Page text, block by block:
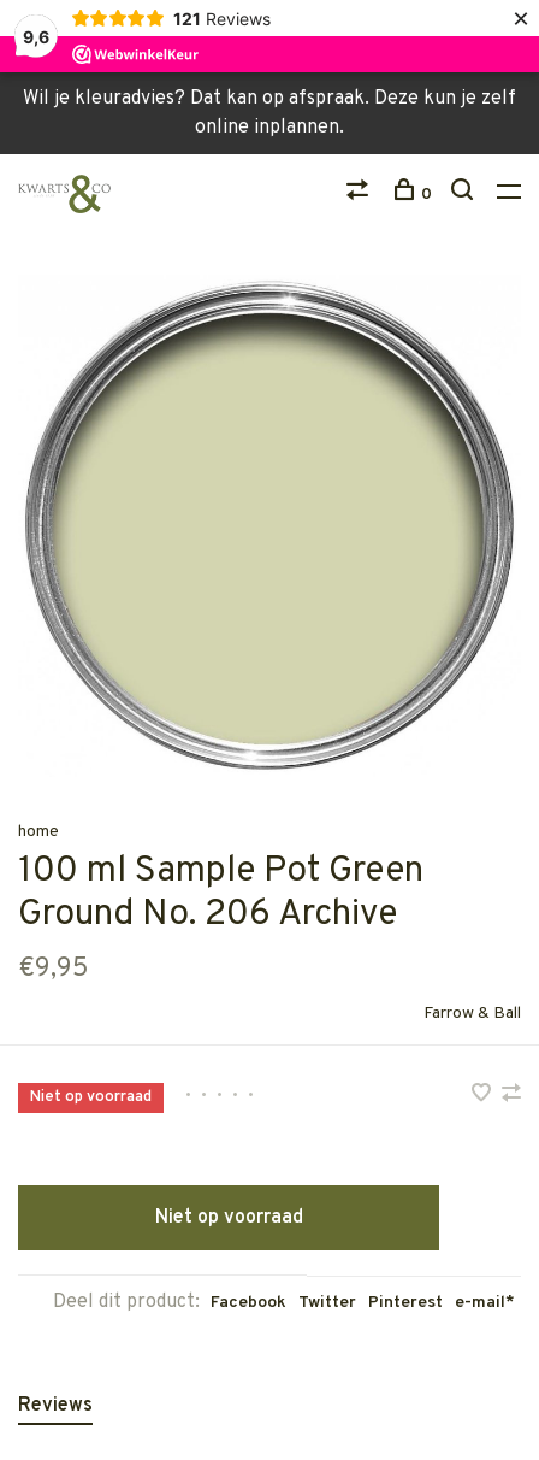
9,6
121 Reviews ×
Wil je kleuradvies? Dat kan op afspraak. Deze kun je zelf
online inplannen.
0
home
100 ml Sample Pot Green
Ground No. 206 Archive
€9,95
Farrow & Ball
Niet op voorraad • • • • •
Niet op voorraad
Deel dit product: Facebook Twitter Pinterest e-mail*
Reviews